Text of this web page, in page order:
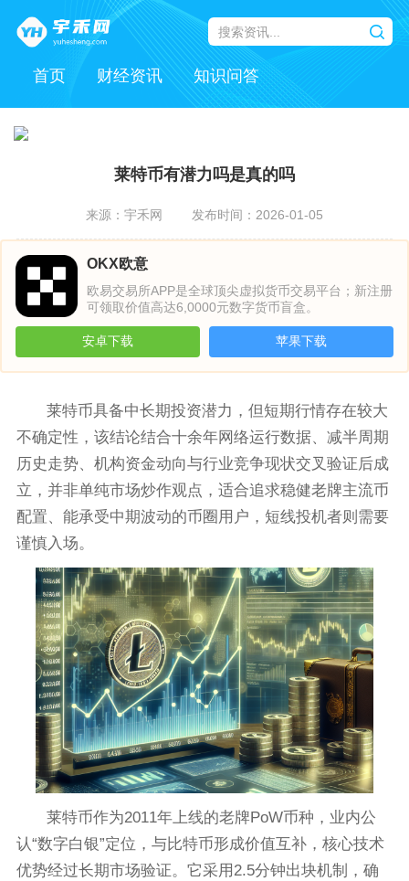
首页 财经资讯 知识问答
莱特币有潜力吗是真的吗
来源：宇禾网 发布时间：2026-01-05
OKX欧意
欧易交易所APP是全球顶尖虚拟货币交易平台；新注册
可领取价值高达6,0000元数字货币盲盒。
安卓下载 苹果下载
莱特币具备中长期投资潜力，但短期行情存在较大
不确定性，该结论结合十余年网络运行数据、减半周期
历史走势、机构资金动向与行业竞争现状交叉验证后成
立，并非单纯市场炒作观点，适合追求稳健老牌主流币
配置、能承受中期波动的币圈用户，短线投机者则需要
谨慎入场。
莱特币作为2011年上线的老牌PoW币种，业内公
认“数字白银”定位，与比特币形成价值互补，核心技术
优势经过长期市场验证。它采用2.5分钟出块机制，确